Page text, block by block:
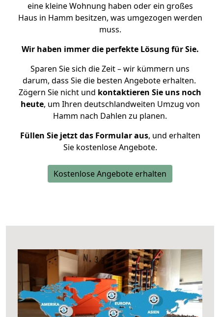
eine kleine Wohnung haben oder ein großes
Haus in Hamm besitzen, was umgezogen werden
muss.
Wir haben immer die perfekte Lösung für Sie.
Sparen Sie sich die Zeit – wir kümmern uns
darum, dass Sie die besten Angebote erhalten.
Zögern Sie nicht und kontaktieren Sie uns noch
heute, um Ihren deutschlandweiten Umzug von
Hamm nach Dahlen zu planen.
Füllen Sie jetzt das Formular aus, und erhalten
Sie kostenlose Angebote.
Kostenlose Angebote erhalten